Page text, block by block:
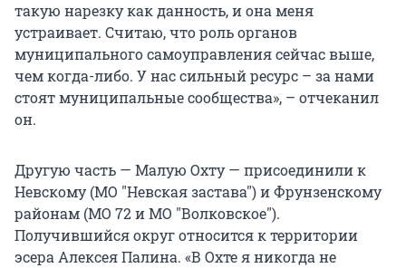
такую нарезку как данность, и она меня
устраивает. Считаю, что роль органов
муниципального самоуправления сейчас выше,
чем когда-либо. У нас сильный ресурс – за нами
стоят муниципальные сообщества», – отчеканил
он.
Другую часть — Малую Охту — присоединили к
Невскому (МО "Невская застава") и Фрунзенскому
районам (МО 72 и МО "Волковское").
Получившийся округ относится к территории
эсера Алексея Палина. «В Охте я никогда не